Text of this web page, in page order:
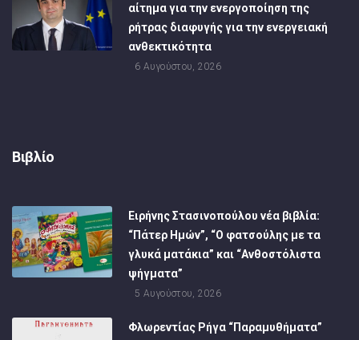
αίτημα για την ενεργοποίηση της
ρήτρας διαφυγής για την ενεργειακή
ανθεκτικότητα
6 Αυγούστου, 2026
Βιβλίο
Ειρήνης Στασινοπούλου νέα βιβλία:
“Πάτερ Ημών”, “Ο φατσούλης με τα
γλυκά ματάκια” και “Ανθοστόλιστα
ψήγματα”
5 Αυγούστου, 2026
Φλωρεντίας Ρήγα “Παραμυθήματα”